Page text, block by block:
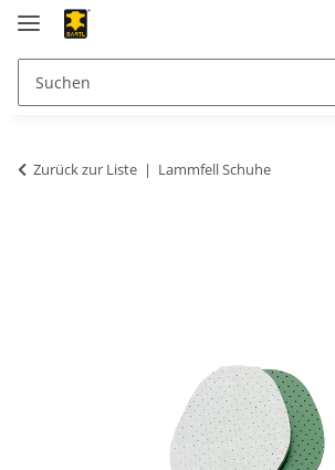
Zurück zur Liste Lammfell Schuhe